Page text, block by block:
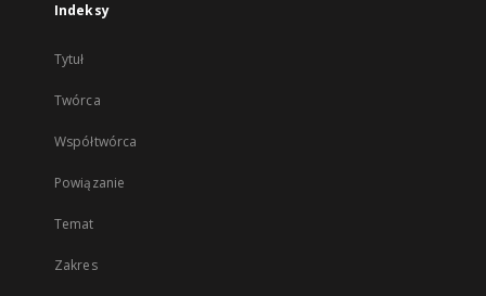
Indeksy
Tytuł
Twórca
Współtwórca
Powiązanie
Temat
Zakres